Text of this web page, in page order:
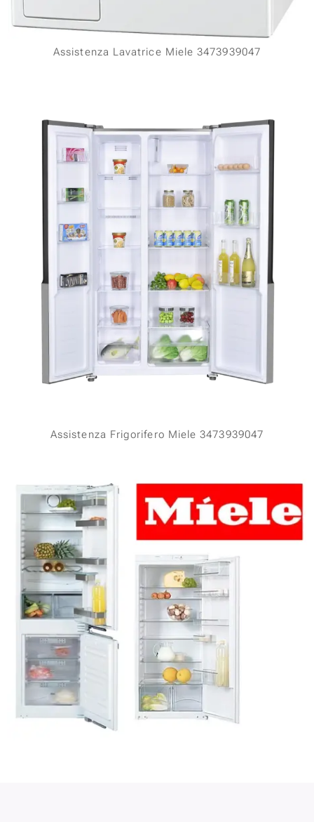
Assistenza Lavatrice Miele 3473939047
Assistenza Frigorifero Miele 3473939047